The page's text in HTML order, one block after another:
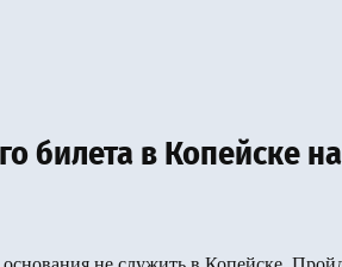
билета в Копейске